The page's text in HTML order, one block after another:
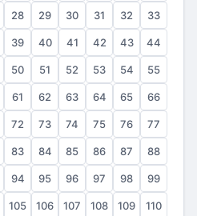
28 29 30 31 32 33
39 40 41 42 43 44
50 51 52 53 54 55
61 62 63 64 65 66
72 73 74 75 76 77
83 84 85 86 87 88
94 95 96 97 98 99
105 106 107 108 109 110